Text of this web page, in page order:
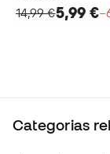
14,99 €5,99 €
Categorias